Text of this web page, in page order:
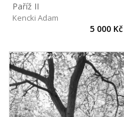
Paříž II
Kencki Adam
5 000 Kč